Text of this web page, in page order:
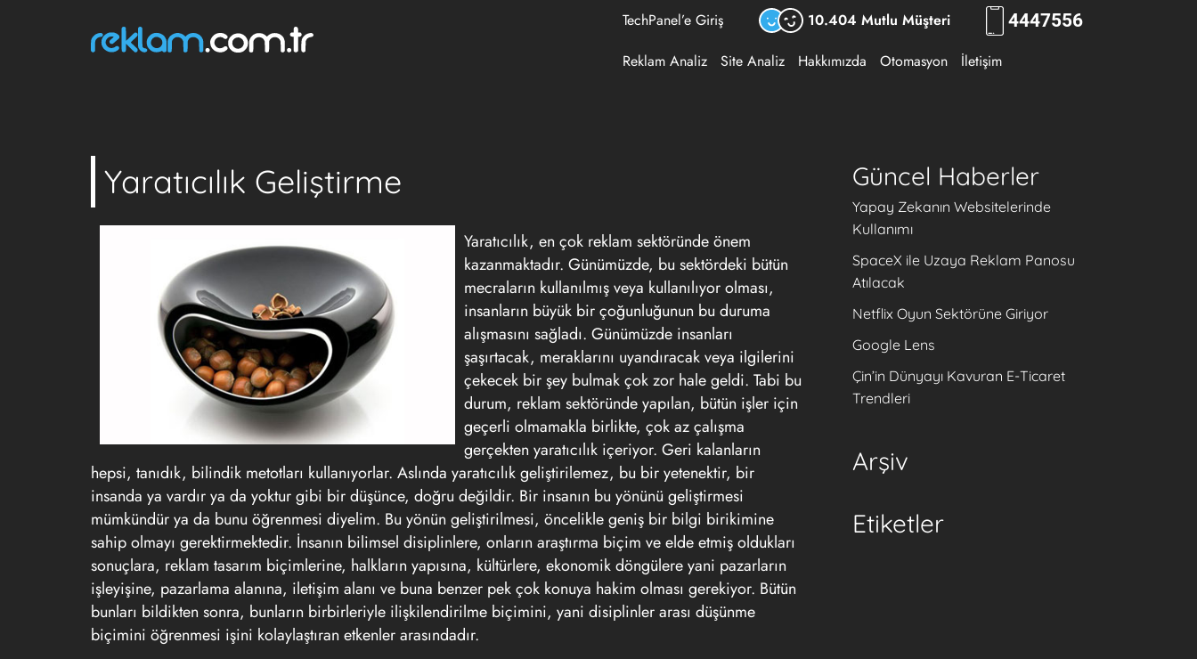
TechPanel’e Giriş 10.404 Mutlu Müşteri 4447556
Reklam Analiz Site Analiz Hakkımızda Otomasyon İletişim
Yaratıcılık Geliştirme
Yaratıcılık, en çok reklam sektöründe önem
kazanmaktadır. Günümüzde, bu sektördeki bütün
mecraların kullanılmış veya kullanılıyor olması,
insanların büyük bir çoğunluğunun bu duruma
alışmasını sağladı. Günümüzde insanları
şaşırtacak, meraklarını uyandıracak veya ilgilerini
çekecek bir şey bulmak çok zor hale geldi. Tabi bu
durum, reklam sektöründe yapılan, bütün işler için
geçerli olmamakla birlikte, çok az çalışma
gerçekten yaratıcılık içeriyor. Geri kalanların
hepsi, tanıdık, bilindik metotları kullanıyorlar. Aslında yaratıcılık geliştirilemez, bu bir yetenektir, bir
insanda ya vardır ya da yoktur gibi bir düşünce, doğru değildir. Bir insanın bu yönünü geliştirmesi
mümkündür ya da bunu öğrenmesi diyelim. Bu yönün geliştirilmesi, öncelikle geniş bir bilgi birikimine
sahip olmayı gerektirmektedir. İnsanın bilimsel disiplinlere, onların araştırma biçim ve elde etmiş oldukları
sonuçlara, reklam tasarım biçimlerine, halkların yapısına, kültürlere, ekonomik döngülere yani pazarların
işleyişine, pazarlama alanına, iletişim alanı ve buna benzer pek çok konuya hakim olması gerekiyor. Bütün
bunları bildikten sonra, bunların birbirleriyle ilişkilendirilme biçimini, yani disiplinler arası düşünme
biçimini öğrenmesi işini kolaylaştıran etkenler arasındadır.
Güncel Haberler
Yapay Zekanın Websitelerinde
Kullanımı
SpaceX ile Uzaya Reklam Panosu
Atılacak
Netflix Oyun Sektörüne Giriyor
Google Lens
Çin’in Dünyayı Kavuran E-Ticaret
Trendleri
Arşiv
Etiketler